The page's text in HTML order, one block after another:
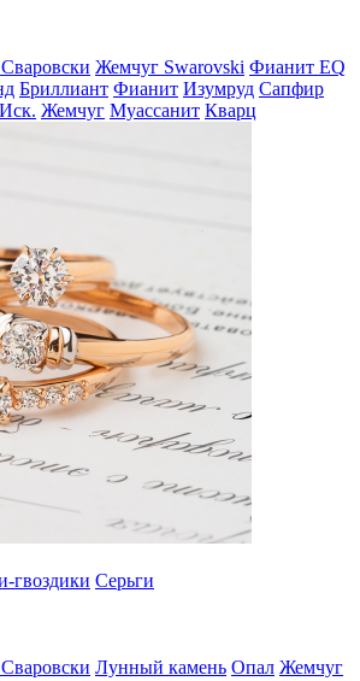
Жемчуг Swarovski Фианит EQ
Бриллиант Фианит Изумруд Сапфир
Жемчуг Муассанит Кварц
гвоздики Серьги
Лунный камень Опал Жемчуг